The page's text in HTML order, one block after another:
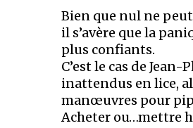
Bien que nul ne
il s’avère que la
plus confiants.
C’est le cas de
inattendus en lice,
manœuvres pour
Acheter ou…mettre